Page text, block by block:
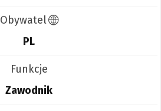
Obywatel
PL
Funkcje
Zawodnik